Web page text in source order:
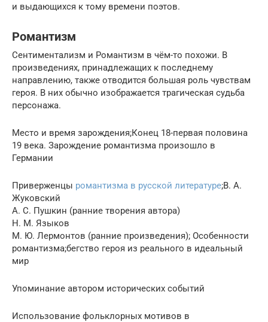
и выдающихся к тому времени поэтов.
Романтизм
Сентиментализм и Романтизм в чём-то похожи. В
произведениях, принадлежащих к последнему
направлению, также отводится большая роль чувствам
героя. В них обычно изображается трагическая судьба
персонажа.
Место и время зарождения;Конец 18-первая половина
19 века. Зарождение романтизма произошло в
Германии
Приверженцы романтизма в русской литературе;В. А.
Жуковский
А. С. Пушкин (ранние творения автора)
Н. М. Языков
М. Ю. Лермонтов (ранние произведения); Особенности
романтизма;бегство героя из реального в идеальный
мир
Упоминание автором исторических событий
Использование фольклорных мотивов в